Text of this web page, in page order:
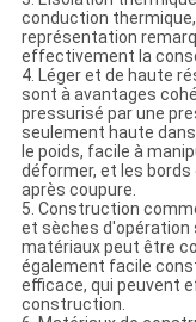
conduction
représentation
effectivement la
4. Léger et de haute
sont à avantages
pressurisé par une
seulement haute
le poids, facile à
déformer, et les
après coupure.
5. Construction
et sèches d'opération
matériaux peut être
également facile
efficace, qui peuvent
construction.